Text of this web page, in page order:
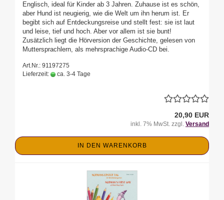
Englisch, ideal für Kinder ab 3 Jahren. Zuhause ist es schön,
aber Hund ist neugierig, wie die Welt um ihn herum ist. Er
begibt sich auf Entdeckungsreise und stellt fest: sie ist laut
und leise, tief und hoch. Aber vor allem ist sie bunt!
Zusätzlich liegt die Hörversion der Geschichte, gelesen von
Muttersprachlern, als mehrsprachige Audio-CD bei.
Art.Nr.: 91197275
Lieferzeit:
ca. 3-4 Tage
20,90 EUR
inkl. 7% MwSt. zzgl. Versand
IN DEN WARENKORB